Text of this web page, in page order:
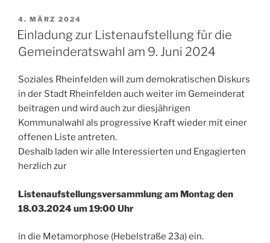
VERÖFFENTLICHT
AM
4. MÄRZ 2024
Einladung zur Listenaufstellung für die
Gemeinderatswahl am 9. Juni 2024
Soziales Rheinfelden will zum demokratischen Diskurs
in der Stadt Rheinfelden auch weiter im Gemeinderat
beitragen und wird auch zur diesjährigen
Kommunalwahl als progressive Kraft wieder mit einer
offenen Liste antreten.
Deshalb laden wir alle Interessierten und Engagierten
herzlich zur
Listenaufstellungsversammlung am Montag den
18.03.2024 um 19:00 Uhr
in die Metamorphose (Hebelstraße 23a) ein.